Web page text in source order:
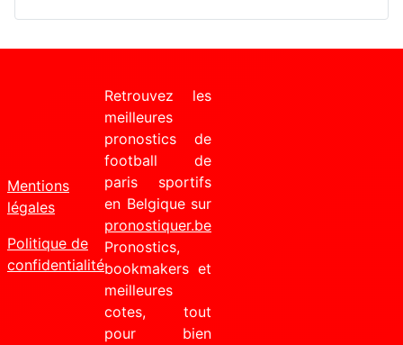
Mentions
légales
Politique de
confidentialité
Retrouvez les
meilleures
pronostics de
football de
paris sportifs
en Belgique sur
pronostiquer.be
Pronostics,
bookmakers et
meilleures
cotes, tout
pour bien